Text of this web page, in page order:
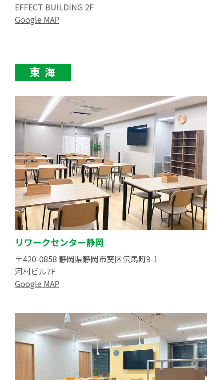
EFFECT BUILDING 2F
Google MAP
東 海
リワークセンター静岡
〒420-0858 静岡県静岡市葵区伝馬町9-1
河村ビル7F
Google MAP